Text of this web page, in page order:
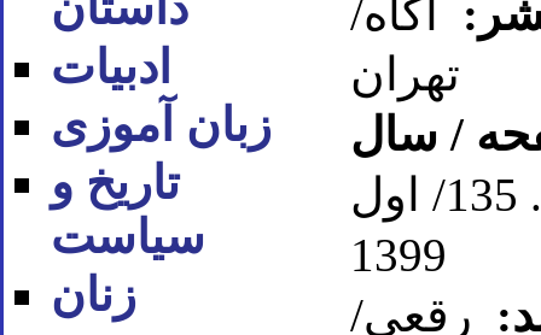
ادبیات
زبان آموزی
تاریخ و
سیاست
زنان
آگاه/
تهران
/ سال
ص. 135/ اول
1399
رقعی/